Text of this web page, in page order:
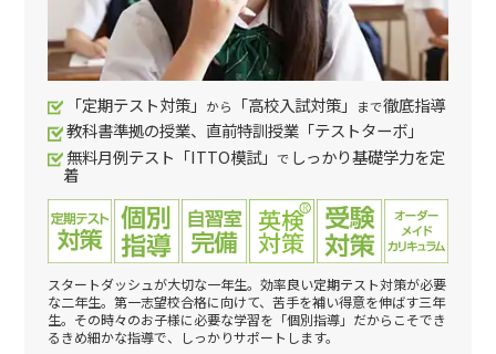
「定期テスト対策」 から 「高校入試対策」 まで徹底指導
教科書準拠の授業、直前特訓授業「テストターボ」
無料月例テスト「ITTO模試」 で しっかり基礎学力を定
着
スタートダッシュが大切な一年生。効率良い定期テスト対策が必要
な二年生。第一志望校合格に向けて、苦手を補い得意を伸ばす三年
生。その時々のお子様に必要な学習を「個別指導」だからこそでき
るきめ細かな指導で、しっかりサポートします。